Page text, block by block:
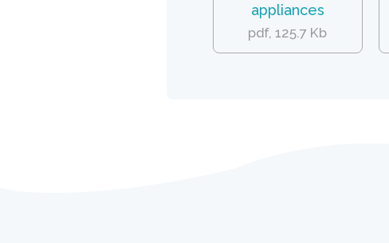
appliances
pdf, 125.7 Kb